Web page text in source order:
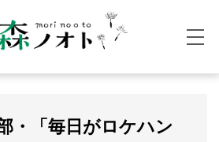
・「毎日がロケハン